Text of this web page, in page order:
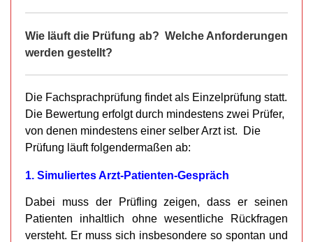
Wie läuft die Prüfung ab? Welche Anforderungen
werden gestellt?
Die Fachsprachprüfung findet als Einzelprüfung statt.
Die Bewertung erfolgt durch mindestens zwei Prüfer,
von denen mindestens einer selber Arzt ist. Die
Prüfung läuft folgendermaßen ab:
1. Simuliertes Arzt-Patienten-Gespräch
Dabei muss der Prüfling zeigen, dass er seinen
Patienten inhaltlich ohne wesentliche Rückfragen
versteht. Er muss sich insbesondere so spontan und